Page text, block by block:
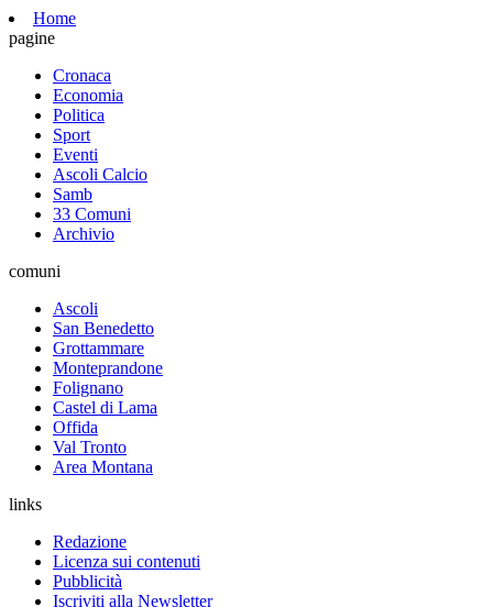
Home
pagine
Cronaca
Economia
Politica
Sport
Eventi
Ascoli Calcio
Samb
33 Comuni
Archivio
comuni
Ascoli
San Benedetto
Grottammare
Monteprandone
Folignano
Castel di Lama
Offida
Val Tronto
Area Montana
links
Redazione
Licenza sui contenuti
Pubblicità
Iscriviti alla Newsletter